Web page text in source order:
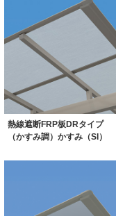
熱線遮断FRP板DRタイプ
（かすみ調）かすみ（SI）